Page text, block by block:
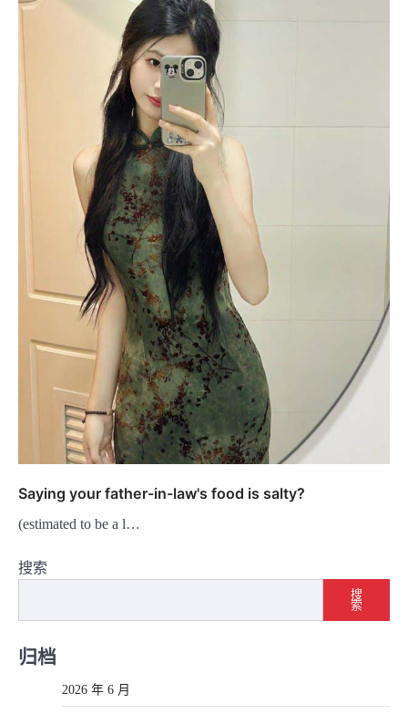
Saying your father-in-law's food is salty?
(estimated to be a l…
搜索
搜
索
归档
2026 年 6 月